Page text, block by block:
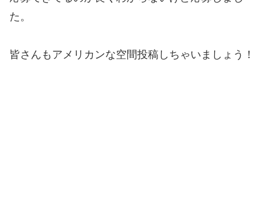
た。
皆さんもアメリカンな空間投稿しちゃいましょう！